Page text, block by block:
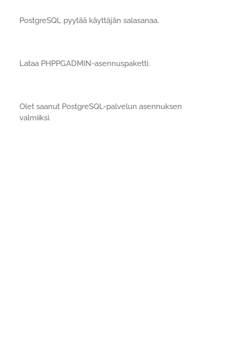
PostgreSQL pyytää käyttäjän salasanaa.
Lataa PHPPGADMIN-asennuspaketti.
Olet saanut PostgreSQL-palvelun asennuksen
valmiiksi.